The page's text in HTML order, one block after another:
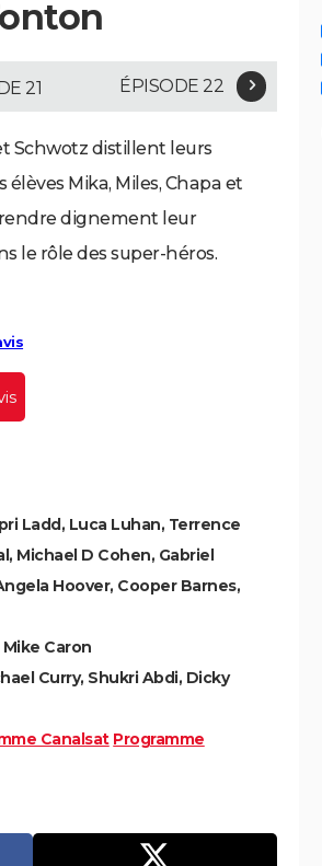
21 ÉPISODE 22
Schwotz distillent leurs
élèves Mika, Miles, Chapa et
dignement leur
le rôle des super-héros.
Ladd, Luca Luhan, Terrence
Michael D Cohen, Gabriel
Hoover, Cooper Barnes,
Mike Caron
Curry, Shukri Abdi, Dicky
Canalsat Programme